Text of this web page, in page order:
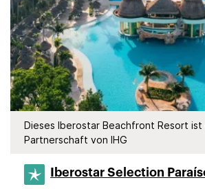
Dieses Iberostar Beachfront Resort ist
Partnerschaft von IHG
Iberostar Selection​